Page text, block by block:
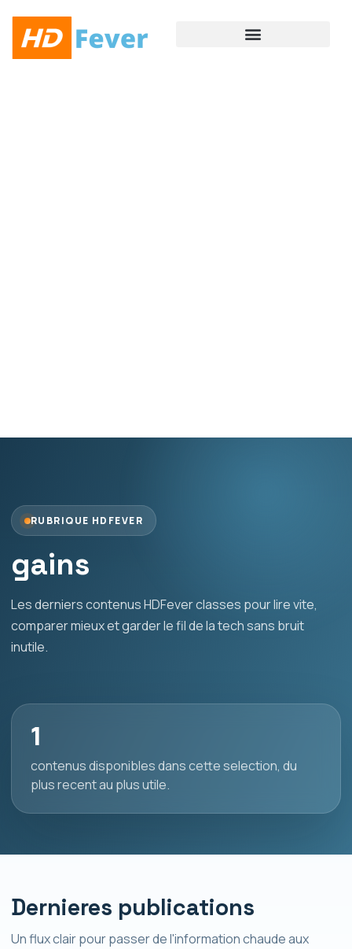
RUBRIQUE HDFEVER
gains
Les derniers contenus HDFever classes pour lire vite,
comparer mieux et garder le fil de la tech sans bruit
inutile.
1
contenus disponibles dans cette selection, du
plus recent au plus utile.
Dernieres publications
Un flux clair pour passer de l'information chaude aux